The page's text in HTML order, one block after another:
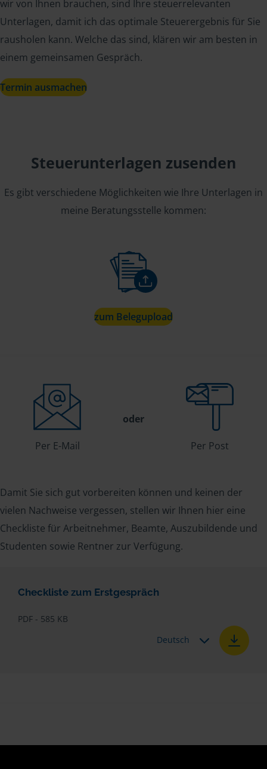
wir von Ihnen brauchen, sind Ihre steuerrelevanten
Unterlagen, damit ich das optimale Steuerergebnis für Sie
rausholen kann. Welche das sind, klären wir am besten in
einem gemeinsamen Gespräch.
Termin ausmachen
Steuerunterlagen zusenden
Es gibt verschiedene Möglichkeiten wie Ihre Unterlagen in
meine Beratungsstelle kommen:
zum Belegupload
Per E-Mail
oder
Per Post
Damit Sie sich gut vorbereiten können und keinen der
vielen Nachweise vergessen, stellen wir Ihnen hier eine
Checkliste für Arbeitnehmer, Beamte, Auszubildende und
Studenten sowie Rentner zur Verfügung.
Checkliste zum Erstgespräch
PDF - 585 KB
Deutsch